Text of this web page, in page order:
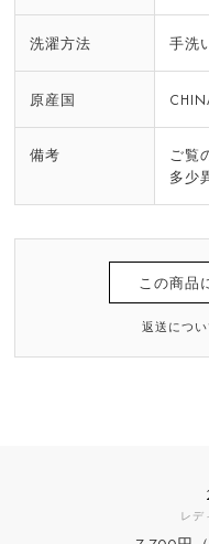
洗濯方法 手洗
原産国
備考
ご覧
多少
この商品
返送につい
レデ